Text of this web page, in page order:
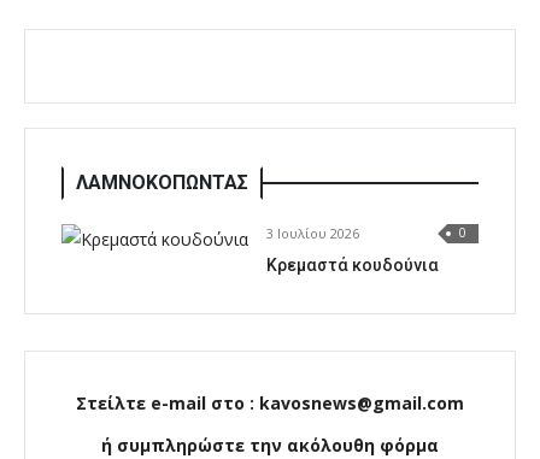
ΛΑΜΝΟΚΟΠΩΝΤΑΣ
3 Ιουλίου 2026 0
Κρεμαστά κουδούνια
Στείλτε e-mail στο : kavosnews@gmail.com
ή συμπληρώστε την ακόλουθη φόρμα